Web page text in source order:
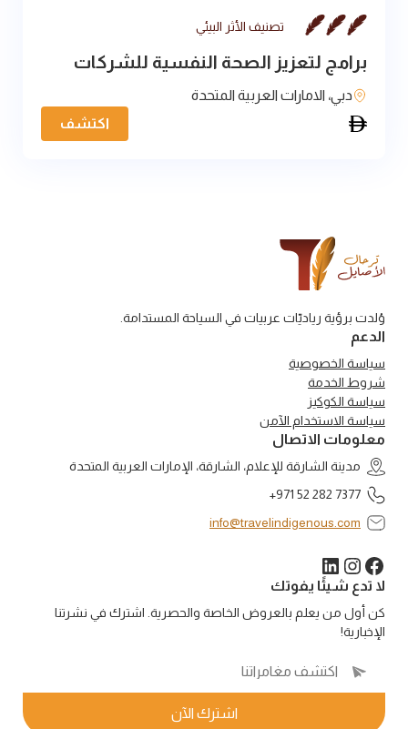
تصنيف الأثر البيئي
برامج لتعزيز الصحة النفسية للشركات
دبي، الامارات العربية المتحدة
اكتشف
وُلدت برؤية رياديّات عربيات في السياحة المستدامة.
الدعم
سياسة الخصوصية
شروط الخدمة
سياسة الكوكيز
سياسة الاستخدام الآمن
معلومات الاتصال
مدينة الشارقة للإعلام، الشارقة، الإمارات العربية المتحدة
+971 52 282 7377
info@travelindigenous.com
فيسبوك
إنستجرام
لينكد إن
لا تدع شيئًا يفوتك
كن أول من يعلم بالعروض الخاصة والحصرية. اشترك في نشرتنا
الإخبارية!